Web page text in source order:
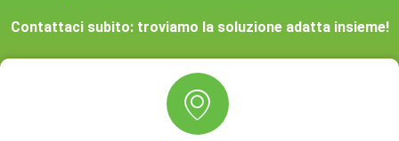
Contattaci subito: troviamo la soluzione adatta insieme!